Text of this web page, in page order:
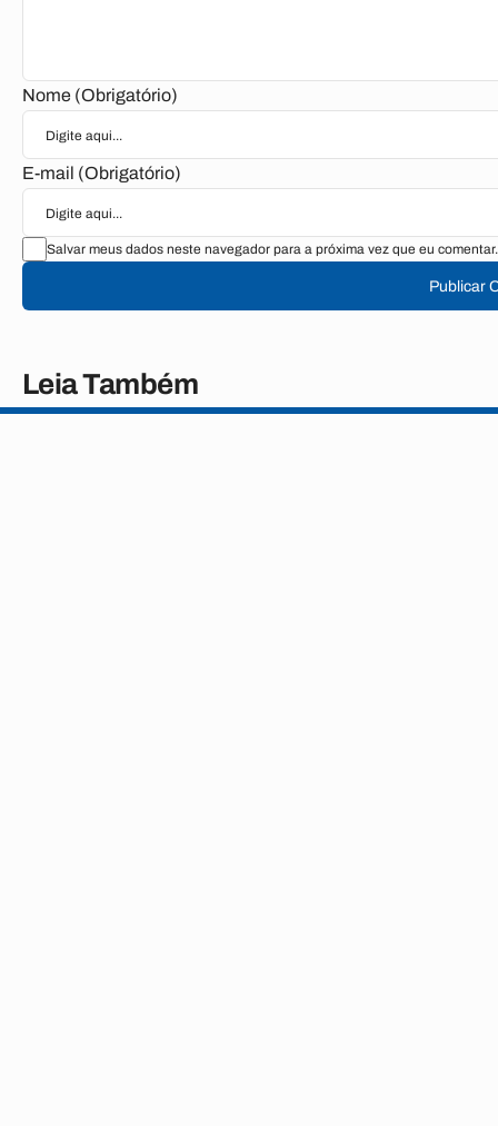
Nome (Obrigatório)
E-mail (Obrigatório)
Salvar meus dados neste navegador para a próxima vez que eu comentar.
Publicar
Leia Também